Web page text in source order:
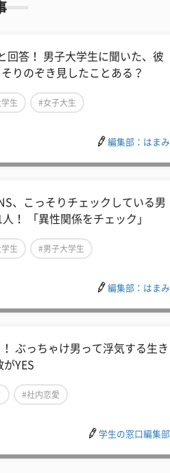
回答！ 男子大学生に聞いた、彼
りのぞき見したことある？
生 #女子大生
編集部：はまみ
、こっそりチェックしている男
！ 「異性関係をチェック」
生 #男子大学生
編集部：はまみ
ぶっちゃけ男って浮気する生き
YES
#社内恋愛
学生の窓口編集部